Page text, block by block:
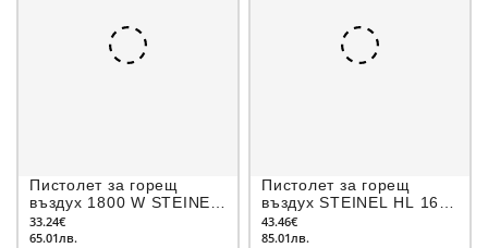
Пистолет за горещ
въздух 1800 W STEINEL
TOOLS PRO HL 1821 S
33.24€
65.01лв.
Пистолет за горещ
въздух STEINEL HL 1620
S, 1600W, в куфар
43.46€
85.01лв.